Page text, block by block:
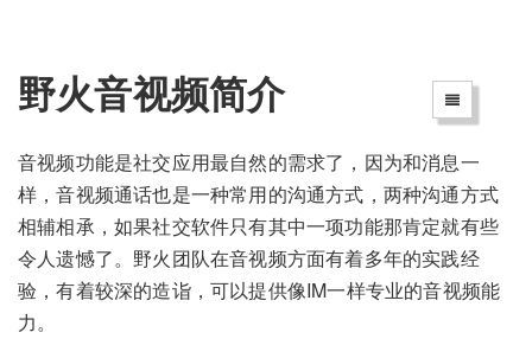
野火音视频简介
音视频功能是社交应用最自然的需求了，因为和消息一
样，音视频通话也是一种常用的沟通方式，两种沟通方式
相辅相承，如果社交软件只有其中一项功能那肯定就有些
令人遗憾了。野火团队在音视频方面有着多年的实践经
验，有着较深的造诣，可以提供像IM一样专业的音视频能
力。